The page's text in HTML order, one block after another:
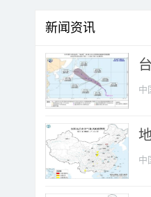
新闻资讯
中
中